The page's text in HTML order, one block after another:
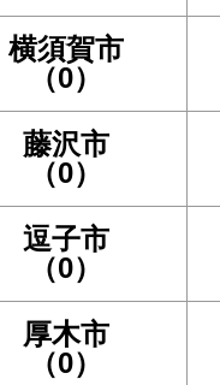
横須賀市
（0）
藤沢市
（0）
逗子市
（0）
厚木市
（0）